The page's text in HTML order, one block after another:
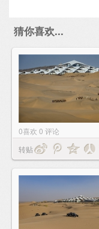
猜你喜欢...
0喜欢 0 评论
转贴